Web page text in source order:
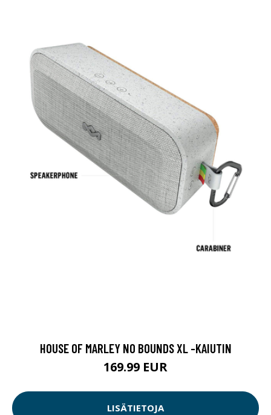
HOUSE OF MARLEY NO BOUNDS XL -KAIUTIN
169.99 EUR
LISÄTIETOJA